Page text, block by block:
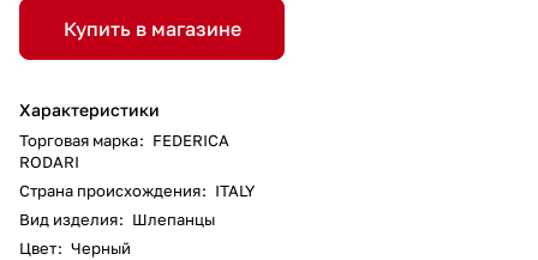
Купить в магазине
Характеристики
Торговая марка: FEDERICA
RODARI
Страна происхождения: ITALY
Вид изделия: Шлепанцы
Цвет: Черный